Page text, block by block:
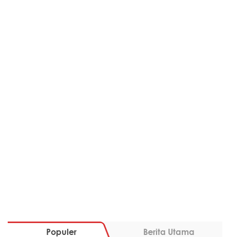
Populer Berita Utama